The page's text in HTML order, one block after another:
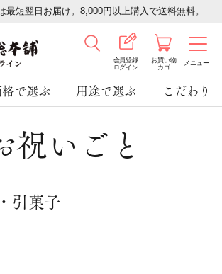
最短翌日お届け。8,000円以上購入で送料無料。
会員登録
ログイン
お買い物
カゴ
メニュー
で選ぶ 用途で選ぶ こだわり
祝いごと
引菓子